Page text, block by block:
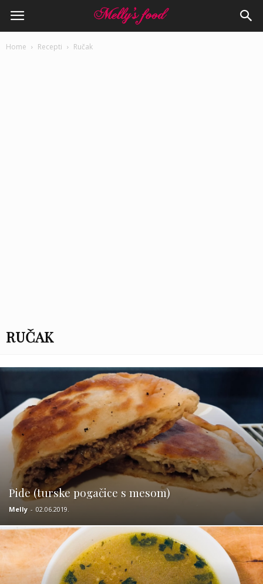
Home Recepti Ručak
RUČAK
Pide (turske pogačice s mesom)
Melly - 02.06.2019.